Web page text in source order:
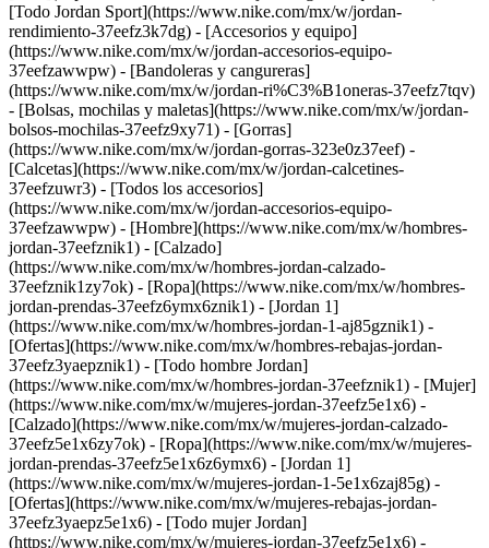
[Todo Jordan Sport](https://www.nike.com/mx/w/jordan-
rendimiento-37eefz3k7dg) - [Accesorios y equipo]
(https://www.nike.com/mx/w/jordan-accesorios-equipo-
37eefzawwpw) - [Bandoleras y cangureras]
(https://www.nike.com/mx/w/jordan-ri%C3%B1oneras-37eefz7tqv)
- [Bolsas, mochilas y maletas](https://www.nike.com/mx/w/jordan-
bolsos-mochilas-37eefz9xy71) - [Gorras]
(https://www.nike.com/mx/w/jordan-gorras-323e0z37eef) -
[Calcetas](https://www.nike.com/mx/w/jordan-calcetines-
37eefzuwr3) - [Todos los accesorios]
(https://www.nike.com/mx/w/jordan-accesorios-equipo-
37eefzawwpw) - [Hombre](https://www.nike.com/mx/w/hombres-
jordan-37eefznik1) - [Calzado]
(https://www.nike.com/mx/w/hombres-jordan-calzado-
37eefznik1zy7ok) - [Ropa](https://www.nike.com/mx/w/hombres-
jordan-prendas-37eefz6ymx6znik1) - [Jordan 1]
(https://www.nike.com/mx/w/hombres-jordan-1-aj85gznik1) -
[Ofertas](https://www.nike.com/mx/w/hombres-rebajas-jordan-
37eefz3yaepznik1) - [Todo hombre Jordan]
(https://www.nike.com/mx/w/hombres-jordan-37eefznik1) - [Mujer]
(https://www.nike.com/mx/w/mujeres-jordan-37eefz5e1x6) -
[Calzado](https://www.nike.com/mx/w/mujeres-jordan-calzado-
37eefz5e1x6zy7ok) - [Ropa](https://www.nike.com/mx/w/mujeres-
jordan-prendas-37eefz5e1x6z6ymx6) - [Jordan 1]
(https://www.nike.com/mx/w/mujeres-jordan-1-5e1x6zaj85g) -
[Ofertas](https://www.nike.com/mx/w/mujeres-rebajas-jordan-
37eefz3yaepz5e1x6) - [Todo mujer Jordan]
(https://www.nike.com/mx/w/mujeres-jordan-37eefz5e1x6) -